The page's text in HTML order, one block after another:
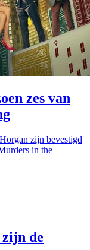
zes van
zijn bevestigd
in the
de